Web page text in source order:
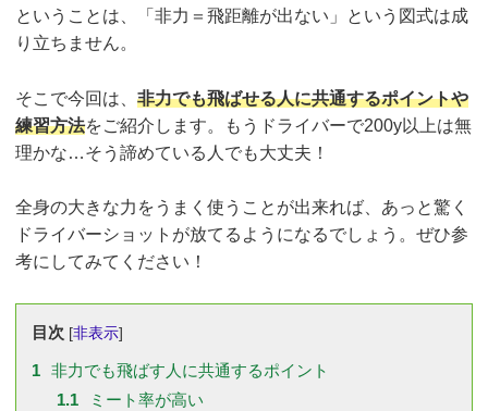
ということは、「非力＝飛距離が出ない」という図式は成
り立ちません。
そこで今回は、 非力でも飛ばせる人に共通するポイントや
練習方法をご紹介します。もうドライバーで200y以上は無
理かな…そう諦めている人でも大丈夫！
全身の大きな力をうまく使うことが出来れば、あっと驚く
ドライバーショットが放てるようになるでしょう。ぜひ参
考にしてみてください！
目次 [非表示]
1 非力でも飛ばす人に共通するポイント
1.1
ミート率が高い